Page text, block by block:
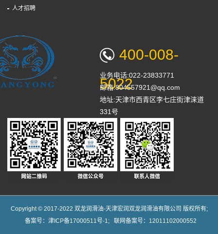
人才招聘
400-008-
5022
业务电话:022-23833771
邮箱:804557921@qq.com
地址:天津市西青区李七庄街津涞道
331号
Copyright © 2017-2022 双龙润滑油-天津宏润双龙润滑油有限公司 版权所有;
备案号： 津ICP备17000511号-1 ; 联网备案号：12011102000552